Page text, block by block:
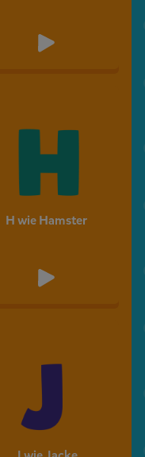
H wie Hamster